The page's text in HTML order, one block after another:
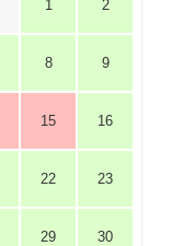
1 2
8 9
15 16
22 23
29 30